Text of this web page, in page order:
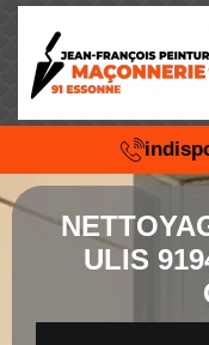
ULIS